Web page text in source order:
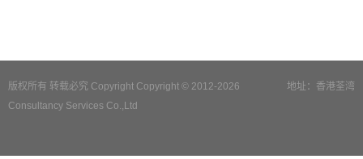
地址：香港荃湾
版权所有 转载必究 Copyright Copyright © 2012-2026
Consultancy Services Co.,Ltd